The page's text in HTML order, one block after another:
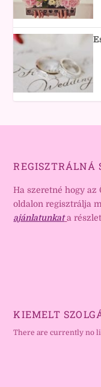
REGISZTRÁLNÁ
Ha szeretné hogy az
oldalon regisztrálja
ajánlatunkat a
KIEMELT
There are currently no